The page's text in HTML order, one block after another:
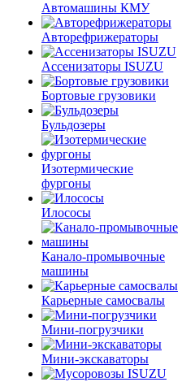
Автомашины КМУ
Авторефрижераторы
Ассенизаторы ISUZU
Бортовые грузовики
Бульдозеры
Изотермические
фургоны
Илососы
Канало-промывочные
машины
Карьерные самосвалы
Мини-погрузчики
Мини-экскаваторы